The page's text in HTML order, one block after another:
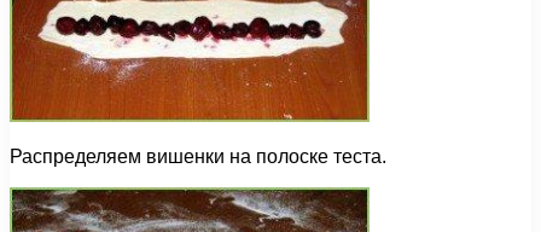
Распределяем вишенки на полоске теста.